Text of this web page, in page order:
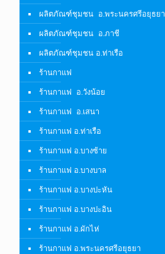
ผลิตภัณฑ์ชุมชน อ.พระนครศรีอยุธยา
ผลิตภัณฑ์ชุมชน อ.ภาชี
ผลิตภัณฑ์ชุมชน อ.ท่าเรือ
ร้านกาแฟ
ร้านกาแฟ อ.วังน้อย
ร้านกาแฟ อ.เสนา
ร้านกาแฟ อ.ท่าเรือ
ร้านกาแฟ อ.บางซ้าย
ร้านกาแฟ อ.บางบาล
ร้านกาแฟ อ.บางปะหัน
ร้านกาแฟ อ.บางปะอิน
ร้านกาแฟ อ.ผักไห่
ร้านกาแฟ อ.พระนครศรีอยุธยา